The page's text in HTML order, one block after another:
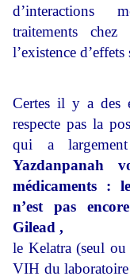
d’interactions
traitements
l’existence
Certes il y a des
respecte pas la
qui a
Yazdanpanah
médicaments :
n’est pas
Gilead ,
le Kelatra (seul
VIH du